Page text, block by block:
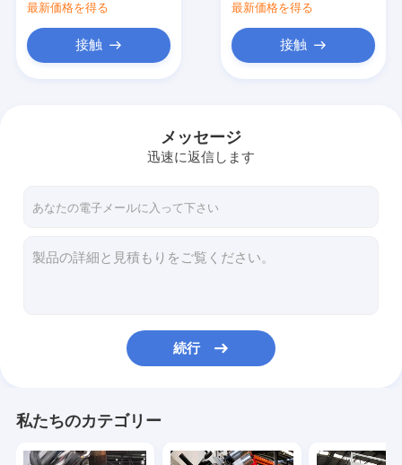
工場旅行
引用を要求しなさい
最新価格を得る
接触
最新価格を得る
接触
メッセージ
迅速に返信します
続行
私たちのカテゴリー